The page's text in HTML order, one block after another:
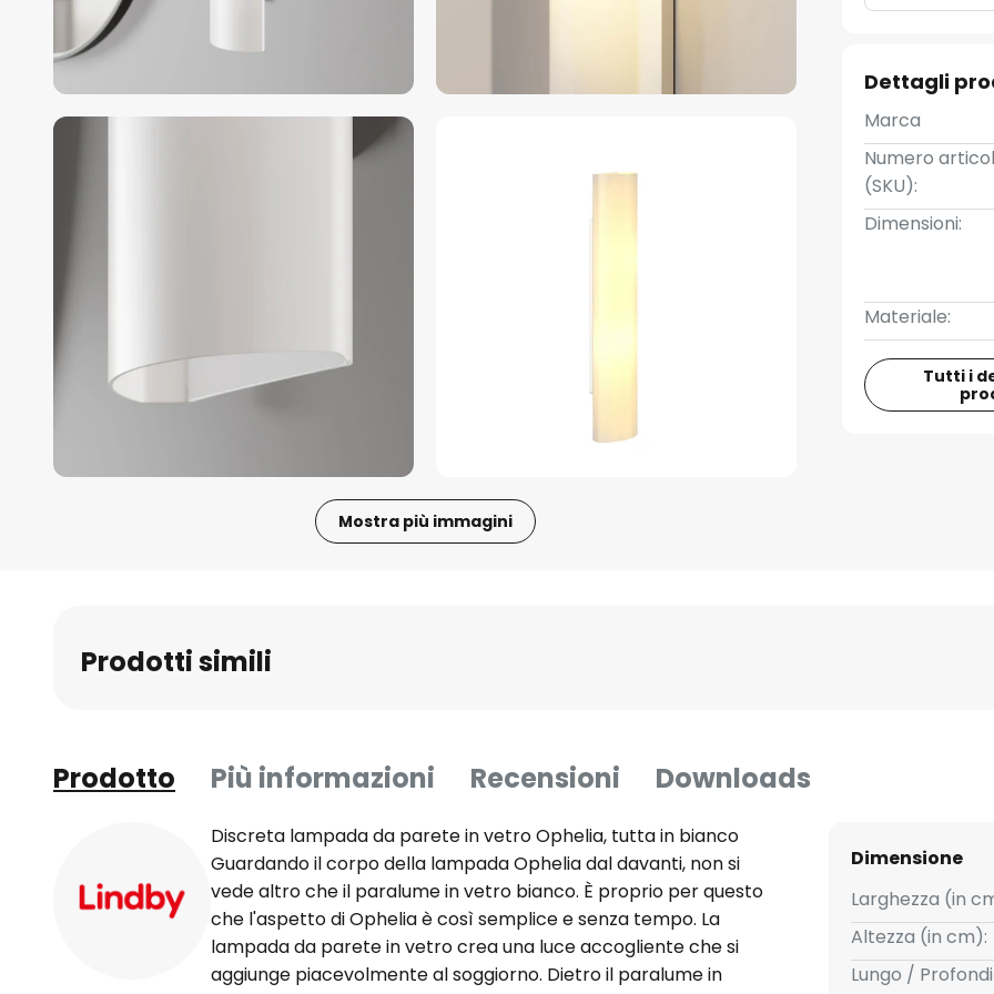
Mostra più immagini
Dettagli
Marca
Numero
(SKU):
Dimensioni:
Materiale:
Tutti i
Prodotti simili
Prodotto Più informazioni Recensioni Downloads
Discreta lampada da parete in vetro Ophelia, tutta in bianco
Guardando il corpo della lampada Ophelia dal davanti, non si
vede altro che il paralume in vetro bianco. È proprio per questo
che l'aspetto di Ophelia è così semplice e senza tempo. La
lampada da parete in vetro crea una luce accogliente che si
aggiunge piacevolmente al soggiorno. Dietro il paralume in
Dimensione
Larghezza (in
Altezza (in cm):
Lungo /